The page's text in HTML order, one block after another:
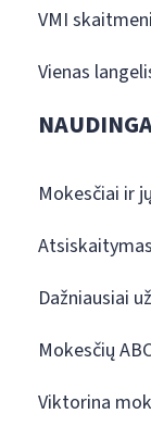
VMI
Vienas
Mokesčiai ir
Dažniausiai
Mokesčių
Viktorina